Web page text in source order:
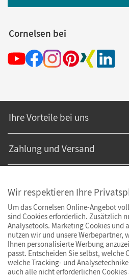
Cornelsen bei
Ihre Vorteile bei uns
Zahlung und Versand
Wir respektieren Ihre
Um das Cornelsen Online-Angebot
sind Cookies erforderlich. Zusätzlich
Analysetools. Marketing Cookies und
nutzen wir und unsere Werbepartner,
Ihnen personalisierte Werbung
passt. Entscheiden Sie selbst, welche
welche Tracking- und
auch alle nicht erforderlichen